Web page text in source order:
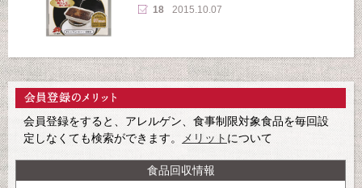
18 2015.10.07
会員登録をすると、アレルゲン、食事制限対象食品を毎回設
定しなくても検索ができます。
メリット について
食品回収情報